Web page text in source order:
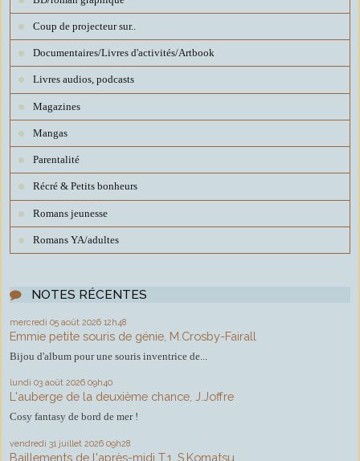
Coup de projecteur sur..
Documentaires/Livres d'activités/Artbook
Livres audios, podcasts
Magazines
Mangas
Parentalité
Récré & Petits bonheurs
Romans jeunesse
Romans YA/adultes
NOTES RÉCENTES
mercredi 05 août 2026 12h48
Emmie petite souris de génie, M.Crosby-Fairall
Bijou d'album pour une souris inventrice de...
lundi 03 août 2026 09h40
L'auberge de la deuxième chance, J.Joffre
Cosy fantasy de bord de mer !
vendredi 31 juillet 2026 09h28
Baillements de l'après-midi T.1, S.Komatsu